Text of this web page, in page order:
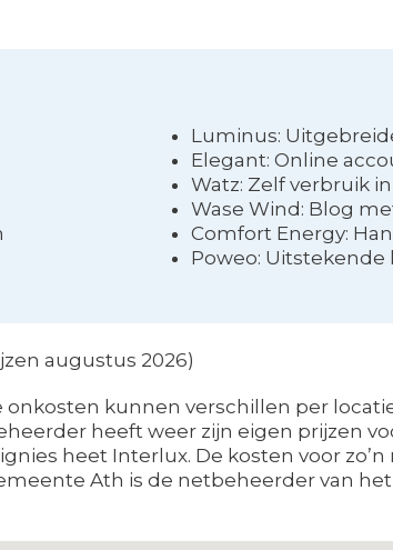
Luminus:
Elegant: Online
Watz: Zelf verbruik
Wase Wind: Blog
Comfort Energy:
Poweo: Uitstekende
augustus 2026)
kunnen verschillen per
heeft weer zijn eigen prijzen
heet Interlux. De kosten voor
Ath is de netbeheerder van